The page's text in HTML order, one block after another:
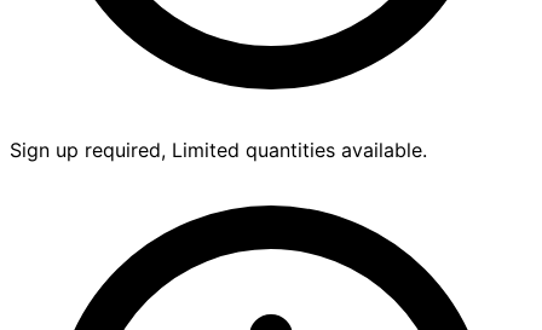
Sign up required, Limited quantities available.